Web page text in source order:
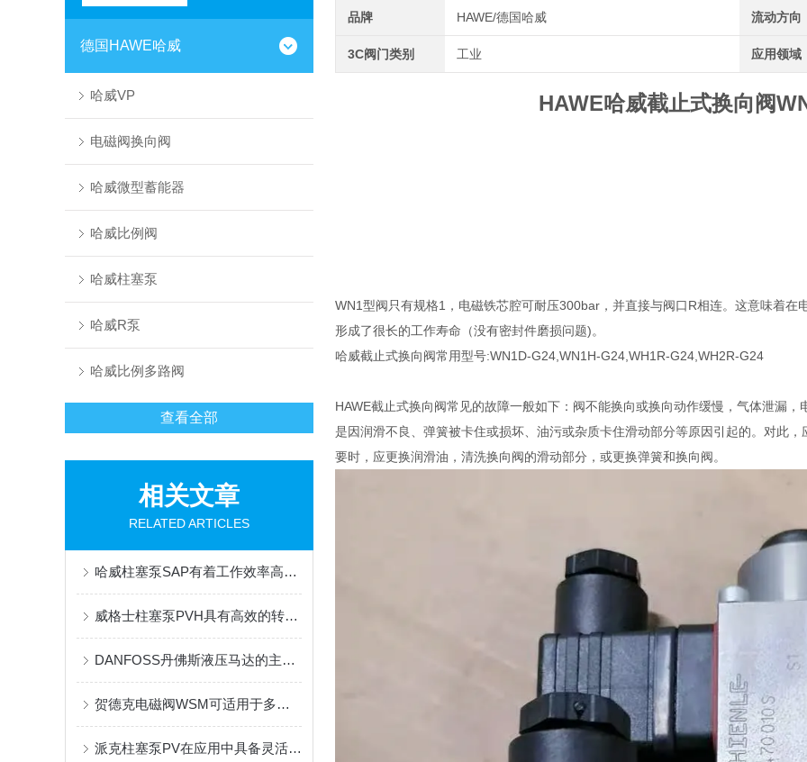
德国HAWE哈威
哈威VP
电磁阀换向阀
哈威微型蓄能器
哈威比例阀
哈威柱塞泵
哈威R泵
哈威比例多路阀
查看全部
相关文章
RELATED ARTICLES
哈威柱塞泵SAP有着工作效率高，运行流畅的优势
威格士柱塞泵PVH具有高效的转换效率和较低的能耗
DANFOSS丹佛斯液压马达的主要特点和应用领域
贺德克电磁阀WSM可适用于多种液体和气体介质
派克柱塞泵PV在应用中具备灵活性和多样化的选择
品牌 HAWE/德国哈威 流动方向
3C阀门类别 工业 应用领域
HAWE哈威截止式换向阀
WN1型阀只有规格1，电磁铁芯腔可耐压300bar，并直接与阀口R相连。这意味着
形成了很长的工作寿命（没有密封件磨损问题)。
哈威截止式换向阀常用型号:WN1D-G24,WN1H-G24,WH1R-G24,WH2R-G24
HAWE截止式换向阀常见的故障一般如下：阀不能换向或换向动作缓慢，气体泄漏
是因润滑不良、弹簧被卡住或损坏、油污或杂质卡住滑动部分等原因引起的。对此
要时，应更换润滑油，清洗换向阀的滑动部分，或更换弹簧和换向阀。